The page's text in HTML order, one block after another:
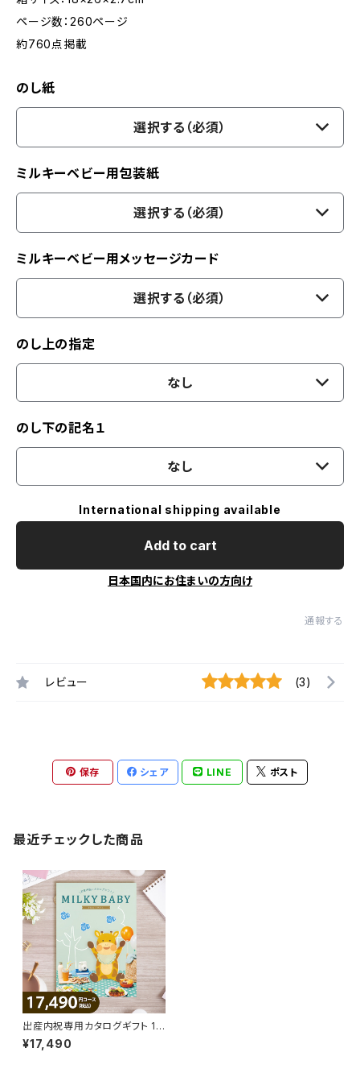
ページ数：260ページ
約760点掲載
のし紙
選択する（必須）
ミルキーベビー用包装紙
選択する（必須）
ミルキーベビー用メッセージカード
選択する（必須）
のし上の指定
なし
のし下の記名１
なし
International shipping available
Add to cart
日本国内にお住まいの方向け
通報する
レビュー (3)
保存 シェア LINE ポスト
最近チェックした商品
出産内祝専用カタログギフト 17,
490円コース プラムAEO【ミル
キーベビー】
¥17,490